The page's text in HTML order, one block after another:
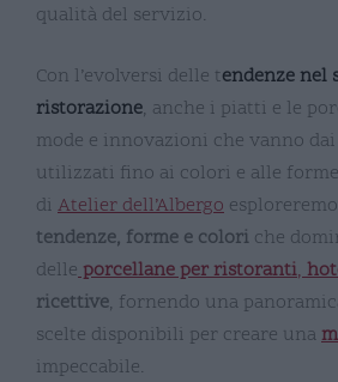
qualità del servizio.
Con l’evolversi delle tendenze nel
ristorazione, anche i piatti e le
mode e innovazioni che vanno
utilizzati fino ai colori e alle
di Atelier dell’Albergo
tendenze, forme e colori che
delleporcellane per ristoranti,
ricettive, fornendo una
scelte disponibili per creare una
impeccabile.